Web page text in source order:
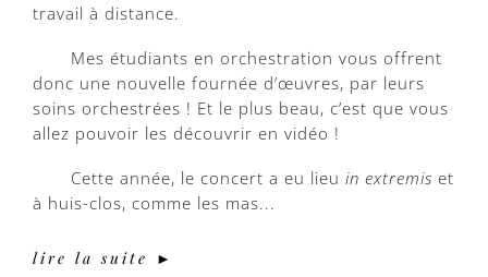
travail à distance.
Mes étudiants en orchestration vous offrent
donc une nouvelle fournée d’œuvres, par leurs
soins orchestrées ! Et le plus beau, c’est que vous
allez pouvoir les découvrir en vidéo !
Cette année, le concert a eu lieu in extremis et
à huis-clos, comme les mas...
lire la suite ►